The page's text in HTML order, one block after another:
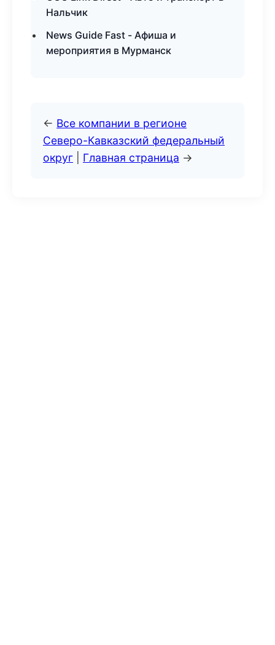
Нальчик
News Guide Fast - Афиша и
мероприятия в Мурманск
← Все компании в регионе
Северо-Кавказский федеральный
округ
Главная страница →